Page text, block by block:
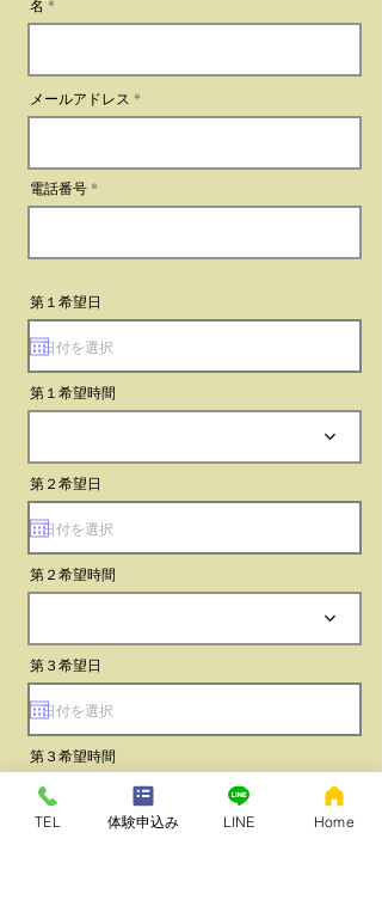
名
メールアドレス
電話番号
第１希望日
第１希望時間
第２希望日
第２希望時間
第３希望日
第３希望時間
TEL 体験申込み LINE Home